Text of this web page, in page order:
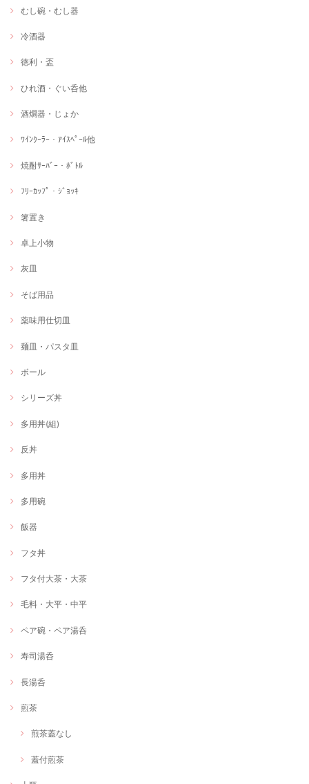
むし碗・むし器
冷酒器
徳利・盃
ひれ酒・ぐい呑他
酒燗器・じょか
ﾜｲﾝｸｰﾗｰ・ｱｲｽﾍﾟｰﾙ他
焼酎ｻｰﾊﾞｰ・ﾎﾞﾄﾙ
ﾌﾘｰｶｯﾌﾟ・ｼﾞｮｯｷ
箸置き
卓上小物
灰皿
そば用品
薬味用仕切皿
麺皿・パスタ皿
ボール
シリーズ丼
多用丼(組)
反丼
多用丼
多用碗
飯器
フタ丼
フタ付大茶・大茶
毛料・大平・中平
ペア碗・ペア湯呑
寿司湯呑
長湯呑
煎茶
煎茶蓋なし
蓋付煎茶